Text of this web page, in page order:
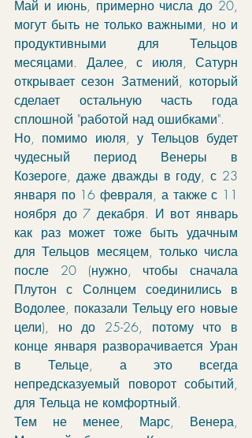
Май и июнь, примерно числа до 20,
могут быть не только важными, но и
продуктивными для Тельцов
месяцами. Далее, с июля, Сатурн
открывает сезон Затмений, который
сделает остальную часть года
сплошной "работой над ошибками".
Но, помимо июля, у Тельцов будет
чудесный период Венеры в
Козероге, даже дважды в году, с 23
января по 16 февраля, а также с 11
ноября до 7 декабря. И вот январь
как раз может тоже быть удачным
для Тельцов месяцем, только числа
после 20 (нужно, чтобы сначала
Плутон с Солнцем соединились в
Водолее, показали Тельцу его новые
цели), но до 25-26, потому что в
конце января разворачивается Уран
в Тельце, а это всегда
непредсказуемый поворот событий,
для Тельца не комфортный.
Тем не менее, Марс, Венера,